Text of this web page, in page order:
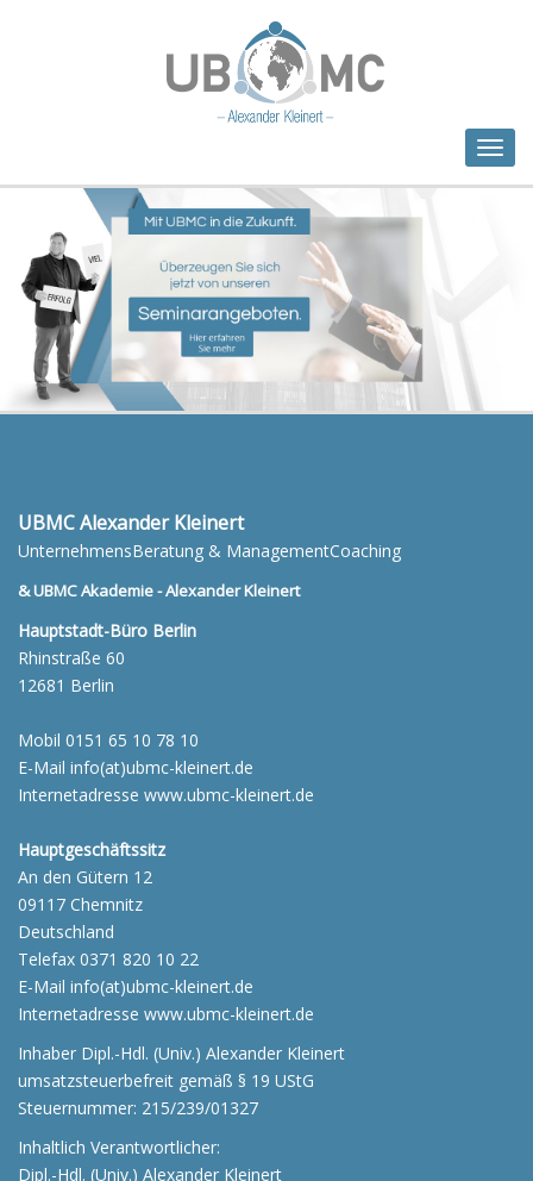
UBMC Alexander Kleinert
UnternehmensBeratung & ManagementCoaching
&UBMC Akademie - Alexander Kleinert
Hauptstadt-Büro Berlin
Rhinstraße 60
12681 Berlin
Mobil 0151 65 10 78 10
E-Mail info(at)ubmc-kleinert.de
Internetadresse www.ubmc-kleinert.de
Hauptgeschäftssitz
An den Gütern 12
09117 Chemnitz
Deutschland
Telefax 0371 820 10 22
E-Mail info(at)ubmc-kleinert.de
Internetadresse www.ubmc-kleinert.de
Inhaber Dipl.-Hdl. (Univ.) Alexander Kleinert
umsatzsteuerbefreit gemäß § 19 UStG
Steuernummer: 215/239/01327
Inhaltlich Verantwortlicher:
Dipl.-Hdl. (Univ.) Alexander Kleinert